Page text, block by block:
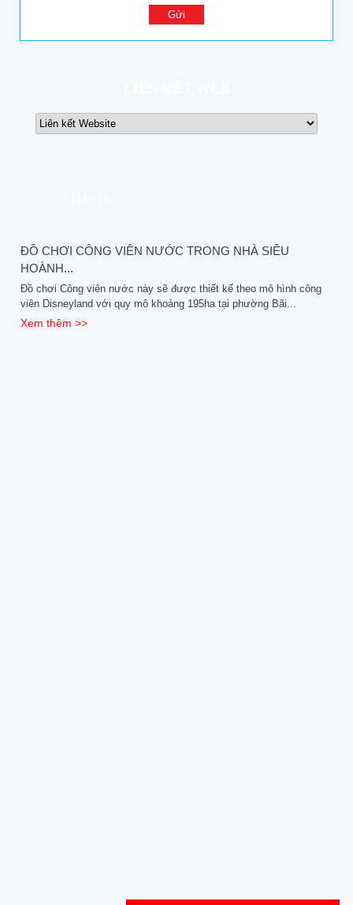
ĐỒ CHƠI CÔNG VIÊN NƯỚC TRONG NHÀ SIÊU
HOÀNH...
Đồ chơi Công viên nước này sẽ được thiết kế theo mô hình công
viên Disneyland với quy mô khoảng 195ha tại phường Bãi...
Xem thêm >>